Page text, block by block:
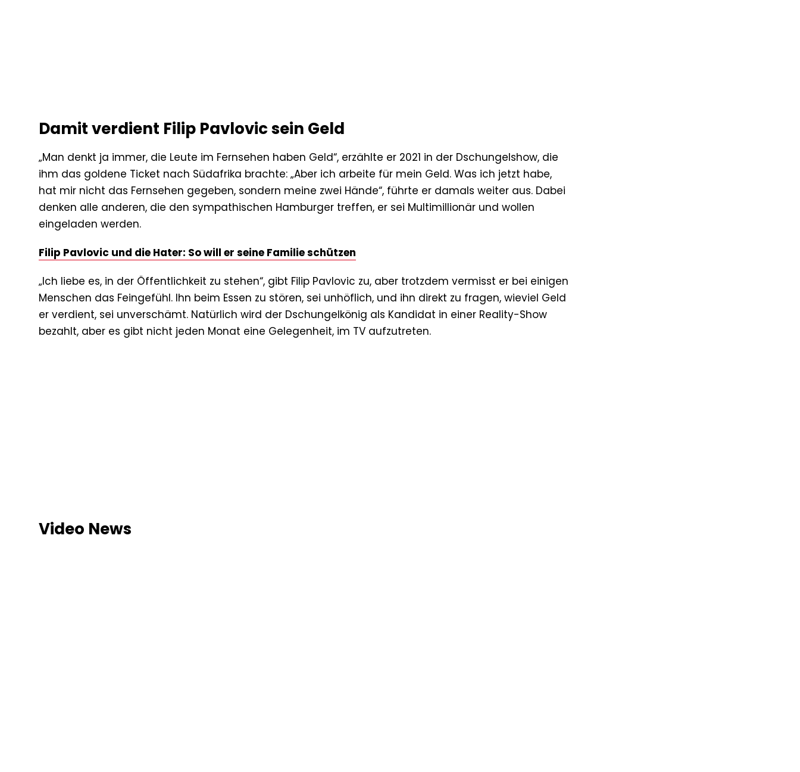
Damit verdient Filip Pavlovic sein Geld
„Man denkt ja immer, die Leute im Fernsehen haben Geld“, erzählte er 2021 in der Dschungelshow, die
ihm das goldene Ticket nach Südafrika brachte: „Aber ich arbeite für mein Geld. Was ich jetzt habe,
hat mir nicht das Fernsehen gegeben, sondern meine zwei Hände“, führte er damals weiter aus. Dabei
denken alle anderen, die den sympathischen Hamburger treffen, er sei Multimillionär und wollen
eingeladen werden.
Filip Pavlovic und die Hater: So will er seine Familie schützen
„Ich liebe es, in der Öffentlichkeit zu stehen“, gibt Filip Pavlovic zu, aber trotzdem vermisst er bei einigen
Menschen das Feingefühl. Ihn beim Essen zu stören, sei unhöflich, und ihn direkt zu fragen, wieviel Geld
er verdient, sei unverschämt. Natürlich wird der Dschungelkönig als Kandidat in einer Reality-Show
bezahlt, aber es gibt nicht jeden Monat eine Gelegenheit, im TV aufzutreten.
Video News